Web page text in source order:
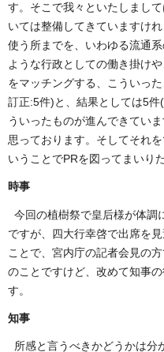
す。そこで我々といたしまし
いては整備してきていますけ
使う所までを、いわゆる流通
ような行政としての働き掛け
をマッチングする、こういっ
訂正:5件)と、結果としては5
ういったものが進んできてい
思っております。そしてそれ
いうことでPRを図ってまいり
時事
今回の植樹祭で皇后様が体調
ですが、四大行幸啓で出席を
ことで、宮内庁の記者会見の
のことですけど、改めて知事
す。
知事
所感と言うべきかどうかは分